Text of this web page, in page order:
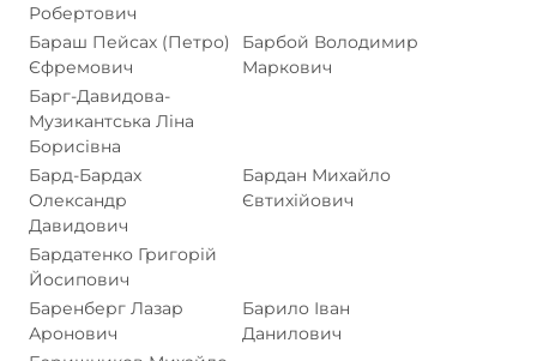
Робертович
Бараш Пейсах (Петро)
Єфремович
Барбой Володимир
Маркович
Барг-Давидова-
Музикантська Ліна
Борисівна
Бард-Бардах
Олександр
Давидович
Бардан Михайло
Євтихійович
Бардатенко Григорій
Йосипович
Баренберг Лазар
Аронович
Барило Іван
Данилович